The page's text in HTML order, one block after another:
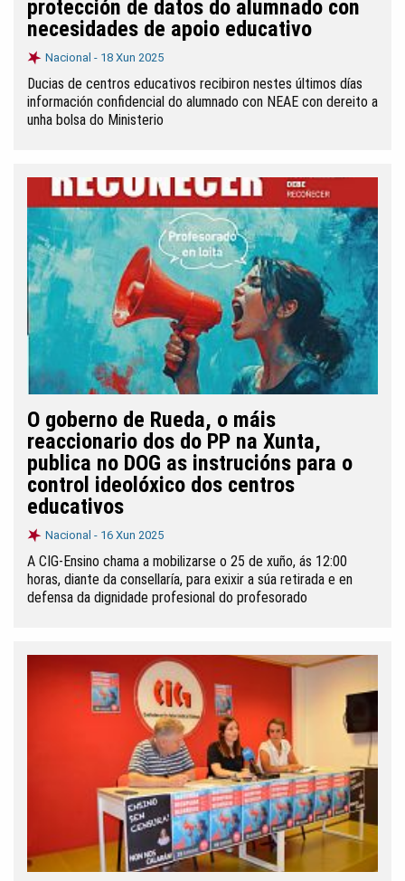
protección de datos do alumnado con
necesidades de apoio educativo
Nacional - 18 Xun 2025
Ducias de centros educativos recibiron nestes últimos días
información confidencial do alumnado con NEAE con dereito a
unha bolsa do Ministerio
O goberno de Rueda, o máis
reaccionario dos do PP na Xunta,
publica no DOG as instrucións para o
control ideolóxico dos centros
educativos
Nacional - 16 Xun 2025
A CIG-Ensino chama a mobilizarse o 25 de xuño, ás 12:00
horas, diante da consellaría, para exixir a súa retirada e en
defensa da dignidade profesional do profesorado